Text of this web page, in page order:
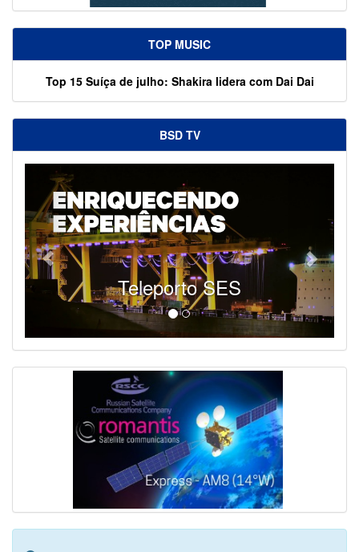
TOP MUSIC
Top 15 Suíça de julho: Shakira lidera com Dai Dai
BSD TV
Teleporto SES